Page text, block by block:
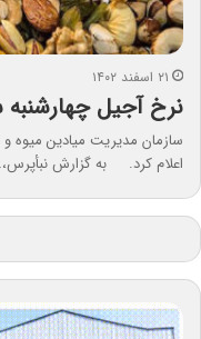
۲۱ اسفند ۱۴۰۲
نرخ آجیل
سازمان مدیریت میادین میوه
اعلام کرد. به گزارش